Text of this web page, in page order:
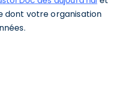
dont votre organisation